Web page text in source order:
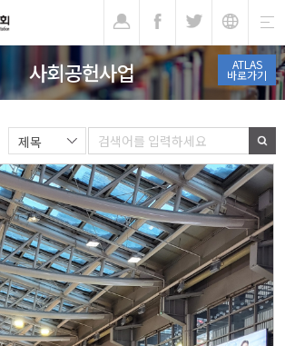
ATLAS
바로가기
사회공헌사업